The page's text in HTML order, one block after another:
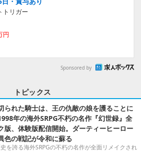
トリガー
円
Sponsored by
トピックス
られた騎士は、王の仇敵の娘を護ることに
年の海外SRPG不朽の名作『幻世録』全
版、体験版配信開始。ダーティーヒーロー
色の戦記が令和に蘇る
を誇る海外SRPGの不朽の名作が全面リメイクされ